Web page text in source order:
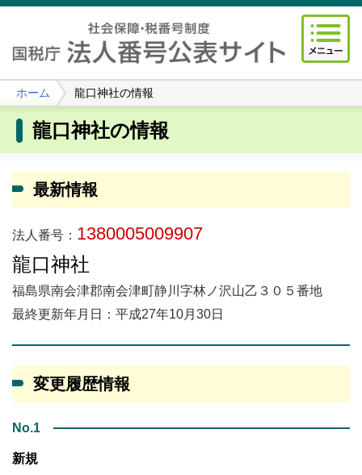
ホーム 龍口神社の情報
龍口神社の情報
最新情報
法人番号： 1380005009907
龍口神社
福島県南会津郡南会津町静川字林ノ沢山乙３０５番地
最終更新年月日：平成27年10月30日
変更履歴情報
No.1
新規